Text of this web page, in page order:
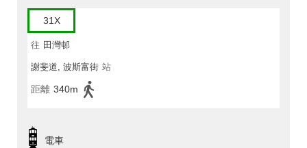
31X
往 田灣邨
謝斐道, 波斯富街 站
距離 340m
電車